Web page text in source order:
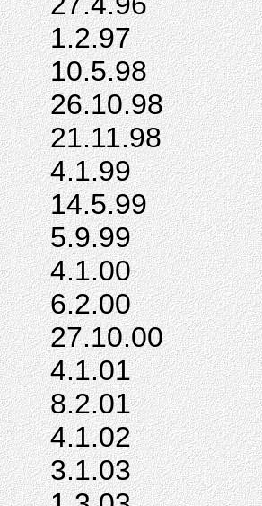
1.2.97
10.5.98
26.10.98
21.11.98
4.1.99
14.5.99
5.9.99
4.1.00
6.2.00
27.10.00
4.1.01
8.2.01
4.1.02
3.1.03